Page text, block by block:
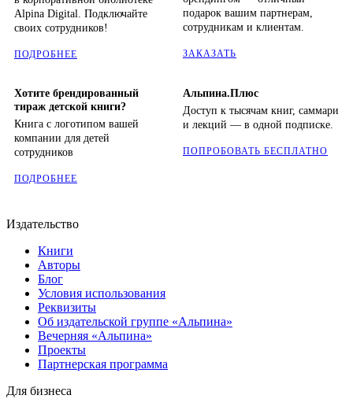
Alpina Digital. Подключайте
своих сотрудников!
ПОДРОБНЕЕ
подарок вашим партнерам,
сотрудникам и клиентам.
ЗАКАЗАТЬ
Хотите брендированный
тираж детской книги?
Книга с логотипом вашей
компании для детей
сотрудников
ПОДРОБНЕЕ
Альпина.Плюс
Доступ к тысячам книг, саммари
и лекций — в одной подписке.
ПОПРОБОВАТЬ БЕСПЛАТНО
Издательство
Книги
Авторы
Блог
Условия использования
Реквизиты
Об издательской группе «Альпина»
Вечерняя «Альпина»
Проекты
Партнерская программа
Для бизнеса